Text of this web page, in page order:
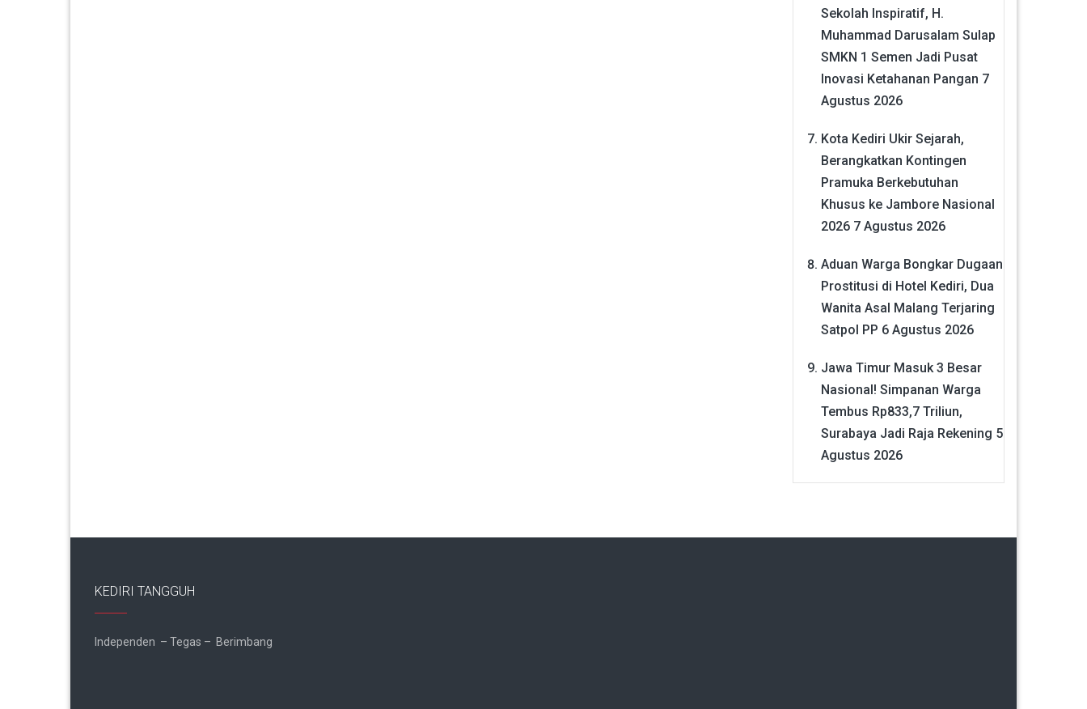
Sekolah Inspiratif, H.
Muhammad Darusalam Sulap
SMKN 1 Semen Jadi Pusat
Inovasi Ketahanan Pangan 7
Agustus 2026
Kota Kediri Ukir Sejarah,
Berangkatkan Kontingen
Pramuka Berkebutuhan
Khusus ke Jambore Nasional
2026 7 Agustus 2026
Aduan Warga Bongkar Dugaan
Prostitusi di Hotel Kediri, Dua
Wanita Asal Malang Terjaring
Satpol PP 6 Agustus 2026
Jawa Timur Masuk 3 Besar
Nasional! Simpanan Warga
Tembus Rp833,7 Triliun,
Surabaya Jadi Raja Rekening 5
Agustus 2026
KEDIRI TANGGUH
Independen – Tegas – Berimbang